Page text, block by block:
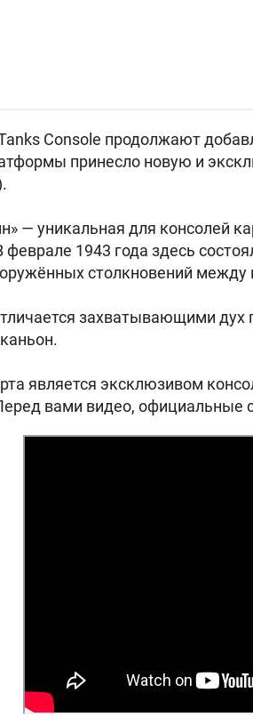
Console продолжают
принесло новую и
— уникальная для консолей
феврале 1943 года здесь
столкновений
захватывающими дух
является эксклюзивом
вами видео, официальные